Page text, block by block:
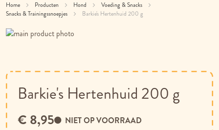
naar
de
Home Producten Hond
Voeding & Snacks
Snacks & Trainingssnoepjes
Barkie's Hertenhuid 200 g
Ga
van
de
afbeeldingen-
gallerij
begin
van
de
afbeeldingen-
gallerij
Barkie's Hertenhuid 200 g
NIET OP VOORRAAD
€ 8,95